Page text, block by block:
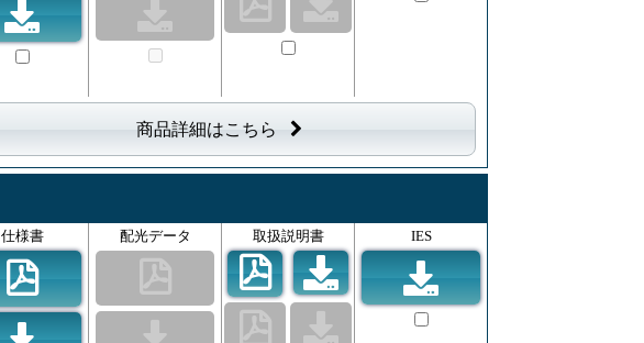
商品詳細はこちら
仕様書 配光データ 取扱説明書 IES